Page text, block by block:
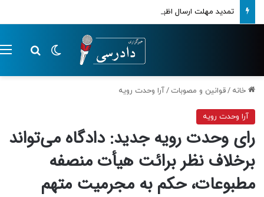
تمدید مهلت ارسال اظهارنامه‌های مالیاتی تا پایان تابستان 1405
تغییر پوسته
خانه /قوانین و مصوبات /آرا وحدت رویه
آرا وحدت رویه
رای وحدت رویه جدید: دادگاه می‌تواند
برخلاف نظر برائت هیأت منصفه
مطبوعات، حکم به مجرمیت متهم